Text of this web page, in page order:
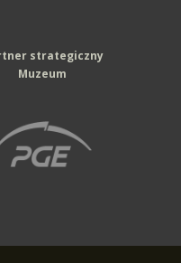
strategiczny
Muzeum